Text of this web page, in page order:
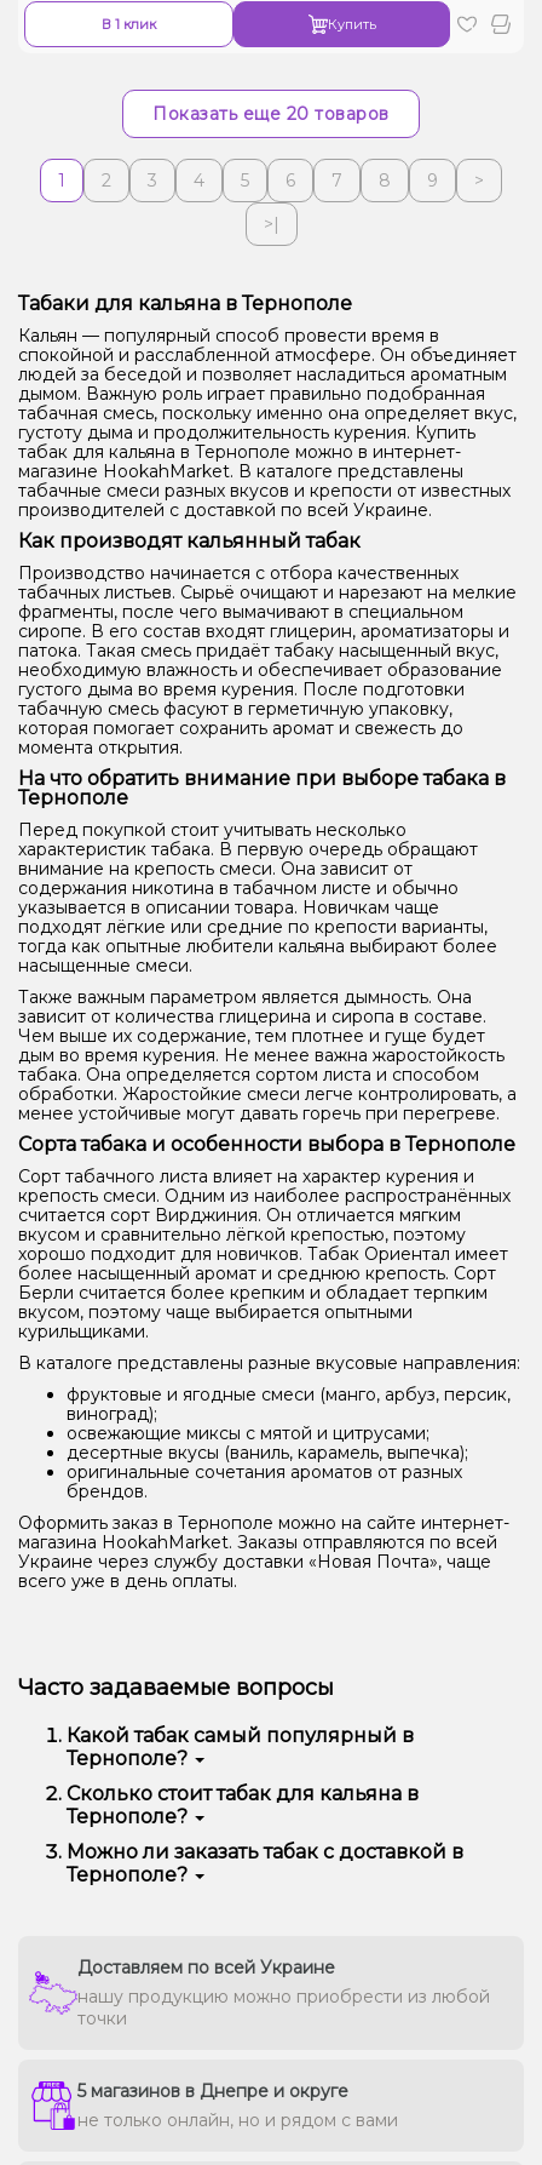
В 1 клик Купить
Показать еще 20 товаров
1 2 3 4 5 6 7 8 9
>
>|
Табаки для кальяна в Тернополе
Кальян — популярный способ провести время в
спокойной и расслабленной атмосфере. Он объединяет
людей за беседой и позволяет насладиться ароматным
дымом. Важную роль играет правильно подобранная
табачная смесь, поскольку именно она определяет вкус,
густоту дыма и продолжительность курения. Купить
табак для кальяна в Тернополе можно в интернет-
магазине HookahMarket. В каталоге представлены
табачные смеси разных вкусов и крепости от известных
производителей с доставкой по всей Украине.
Как производят кальянный табак
Производство начинается с отбора качественных
табачных листьев. Сырьё очищают и нарезают на мелкие
фрагменты, после чего вымачивают в специальном
сиропе. В его состав входят глицерин, ароматизаторы и
патока. Такая смесь придаёт табаку насыщенный вкус,
необходимую влажность и обеспечивает образование
густого дыма во время курения. После подготовки
табачную смесь фасуют в герметичную упаковку,
которая помогает сохранить аромат и свежесть до
момента открытия.
На что обратить внимание при выборе табака в
Тернополе
Перед покупкой стоит учитывать несколько
характеристик табака. В первую очередь обращают
внимание на крепость смеси. Она зависит от
содержания никотина в табачном листе и обычно
указывается в описании товара. Новичкам чаще
подходят лёгкие или средние по крепости варианты,
тогда как опытные любители кальяна выбирают более
насыщенные смеси.
Также важным параметром является дымность. Она
зависит от количества глицерина и сиропа в составе.
Чем выше их содержание, тем плотнее и гуще будет
дым во время курения. Не менее важна жаростойкость
табака. Она определяется сортом листа и способом
обработки. Жаростойкие смеси легче контролировать, а
менее устойчивые могут давать горечь при перегреве.
Сорта табака и особенности выбора в Тернополе
Сорт табачного листа влияет на характер курения и
крепость смеси. Одним из наиболее распространённых
считается сорт Вирджиния. Он отличается мягким
вкусом и сравнительно лёгкой крепостью, поэтому
хорошо подходит для новичков. Табак Ориентал имеет
более насыщенный аромат и среднюю крепость. Сорт
Берли считается более крепким и обладает терпким
вкусом, поэтому чаще выбирается опытными
курильщиками.
В каталоге представлены разные вкусовые направления:
фруктовые и ягодные смеси (манго, арбуз, персик,
виноград);
освежающие миксы с мятой и цитрусами;
десертные вкусы (ваниль, карамель, выпечка);
оригинальные сочетания ароматов от разных
брендов.
Оформить заказ в Тернополе можно на сайте интернет-
магазина HookahMarket. Заказы отправляются по всей
Украине через службу доставки «Новая Почта», чаще
всего уже в день оплаты.
Часто задаваемые вопросы
Какой табак самый популярный в
Тернополе?
Чаще всего в Тернополе заказывают Pixtea, Jibiar,
Adalya, CULTt, 420, Serbetli и другие — за богатый
вкус, аромат и отличную дымность.
Сколько стоит табак для кальяна в
Тернополе?
В среднем цена варьируется от 90 до 450 грн за
100 г в зависимости от бренда и линейки.
Премиальные марки могут стоить дороже.
Можно ли заказать табак с доставкой в
Тернополе?
Доставляем по всей Украине
нашу продукцию можно приобрести из любой
точки
5 магазинов в Днепре и округе
не только онлайн, но и рядом с вами